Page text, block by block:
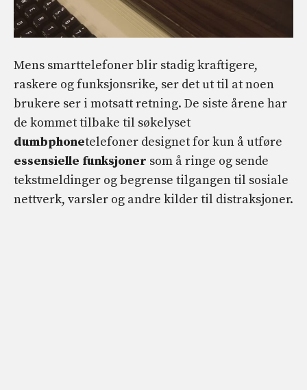
Mens smarttelefoner blir stadig kraftigere,
raskere og funksjonsrike, ser det ut til at noen
brukere ser i motsatt retning. De siste årene har
de kommet tilbake til søkelyset
dumbphonetelefoner designet for kun å utføre
essensielle funksjoner som å ringe og sende
tekstmeldinger og begrense tilgangen til sosiale
nettverk, varsler og andre kilder til distraksjoner.